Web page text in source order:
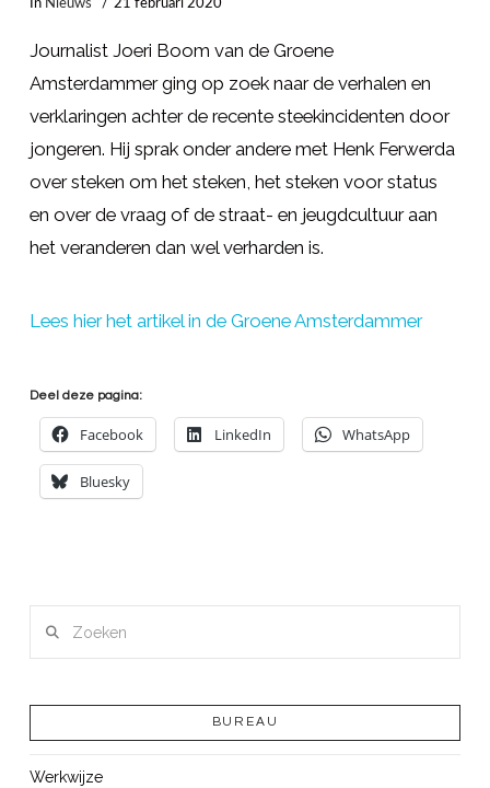
In Nieuws 21 februari 2020
Journalist Joeri Boom van de Groene
Amsterdammer ging op zoek naar de verhalen en
verklaringen achter de recente steekincidenten door
jongeren. Hij sprak onder andere met Henk Ferwerda
over steken om het steken, het steken voor status
en over de vraag of de straat- en jeugdcultuur aan
het veranderen dan wel verharden is.
Lees hier het artikel in de Groene Amsterdammer
Deel deze pagina:
Facebook LinkedIn WhatsApp
Bluesky
BUREAU
Werkwijze